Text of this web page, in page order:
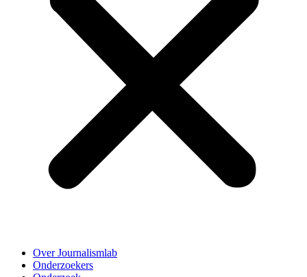
Over Journalismlab
Onderzoekers